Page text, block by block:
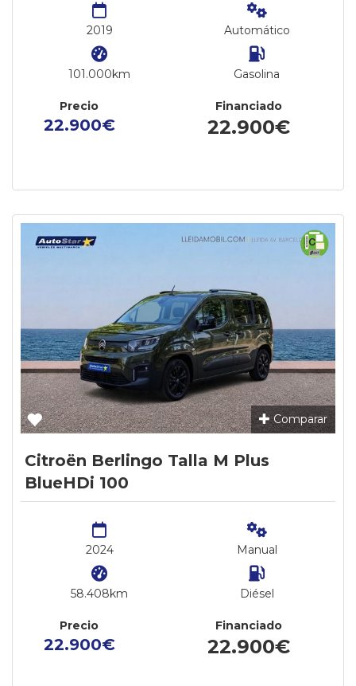
2019
101.000km
Automático
Gasolina
Precio
22.900€
Financiado
22.900€
Comparar
Citroën Berlingo Talla M Plus
BlueHDi 100
2024
58.408km
Manual
Diésel
Precio
22.900€
Financiado
22.900€